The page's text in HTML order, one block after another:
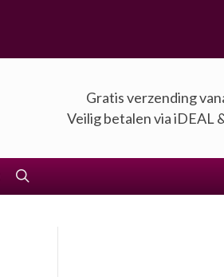
Gratis verzending
Veilig betalen via iDEAL